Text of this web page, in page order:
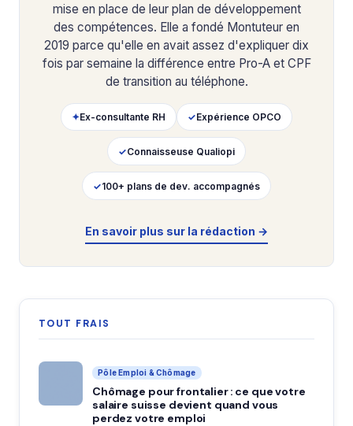
mise en place de leur plan de développement
des compétences. Elle a fondé Montuteur en
2019 parce qu'elle en avait assez d'expliquer dix
fois par semaine la différence entre Pro-A et CPF
de transition au téléphone.
✦Ex-consultante RH ✓Expérience OPCO
✓Connaisseuse Qualiopi
✓100+ plans de dev. accompagnés
En savoir plus sur la rédaction →
TOUT FRAIS
Pôle Emploi & Chômage
Chômage pour frontalier : ce que votre
salaire suisse devient quand vous
perdez votre emploi